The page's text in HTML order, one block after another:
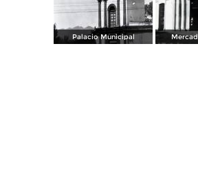
Palacio Municipal